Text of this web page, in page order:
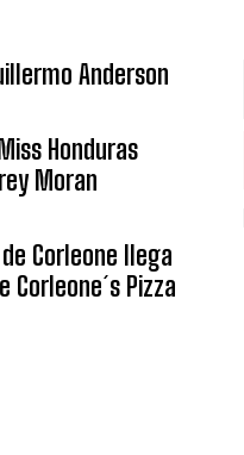
Anderson
Honduras
Moran
Corleone llega
Corleone´s Pizza